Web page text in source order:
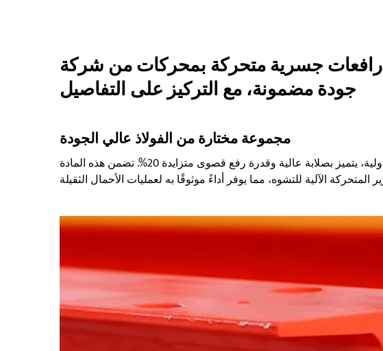
رافعات جسرية متحركة بمحركات من شركة KUANGSHAN CRANE:
جودة مضمونة، مع التركيز على التفاصيل
مجموعة مختارة من الفولاذ عالي الجودة
نستخدم فولاذًا سميكًا مطابقًا للمعايير الدولية، يتميز بصلابة عالية وقدرة رفع قصوى متزايدة 20%. تضمن هذه المادة